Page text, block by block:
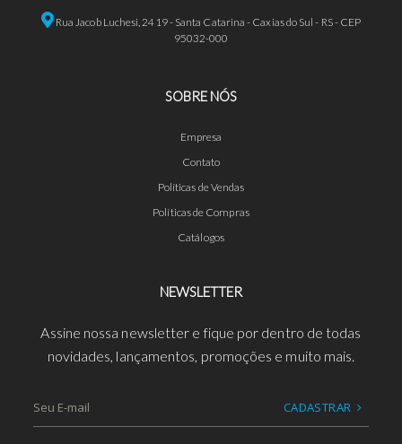
Rua Jacob Luchesi, 2419 - Santa Catarina - Caxias do Sul - RS - CEP
95032-000
SOBRE NÓS
Empresa
Contato
Políticas de Vendas
Políticas de Compras
Catálogos
NEWSLETTER
Assine nossa newsletter e fique por dentro de todas
novidades, lançamentos, promoções e muito mais.
CADASTRAR